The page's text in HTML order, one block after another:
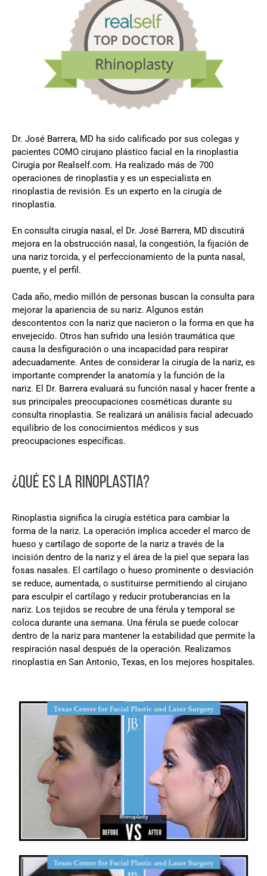
Dr. José Barrera, MD ha sido calificado por sus colegas y
pacientes COMO cirujano plástico facial en la rinoplastia
Cirugía por Realself.com. Ha realizado más de 700
operaciones de rinoplastia y es un especialista en
rinoplastia de revisión. Es un experto en la cirugía de
rinoplastia.
En consulta cirugía nasal, el Dr. José Barrera, MD discutirá
mejora en la obstrucción nasal, la congestión, la fijación de
una nariz torcida, y el perfeccionamiento de la punta nasal,
puente, y el perfil.
Cada año, medio millón de personas buscan la consulta para
mejorar la apariencia de su nariz. Algunos están
descontentos con la nariz que nacieron o la forma en que ha
envejecido. Otros han sufrido una lesión traumática que
causa la desfiguración o una incapacidad para respirar
adecuadamente. Antes de considerar la cirugía de la nariz, es
importante comprender la anatomía y la función de la
nariz. El Dr. Barrera evaluará su función nasal y hacer frente a
sus principales preocupaciones cosméticas durante su
consulta rinoplastia. Se realizará un análisis facial adecuado
equilibrio de los conocimientos médicos y sus
preocupaciones específicas.
¿QUÉ ES LA RINOPLASTIA?
Rinoplastia significa la cirugía estética para cambiar la
forma de la nariz. La operación implica acceder el marco de
hueso y cartílago de soporte de la nariz a través de la
incisión dentro de la nariz y el área de la piel que separa las
fosas nasales. El cartílago o hueso prominente o desviación
se reduce, aumentada, o sustituirse permitiendo al cirujano
para esculpir el cartílago y reducir protuberancias en la
nariz. Los tejidos se recubre de una férula y temporal se
coloca durante una semana. Una férula se puede colocar
dentro de la nariz para mantener la estabilidad que permite la
respiración nasal después de la operación. Realizamos
rinoplastia en San Antonio, Texas, en los mejores hospitales.